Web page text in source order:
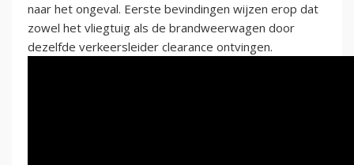
naar het ongeval. Eerste bevindingen wijzen erop dat
zowel het vliegtuig als de brandweerwagen door
dezelfde verkeersleider clearance ontvingen.